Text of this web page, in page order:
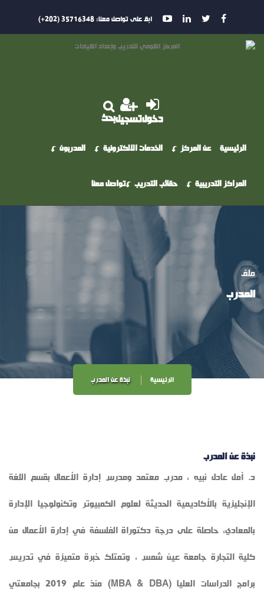
ابق على تواصل معنا:35716348 (202+)
دخولتسجيلبحث
الرئيسية عن المركز الخدمات الالكترونية المدربون
المراكز التدريبية حقائب التدريب تواصل معنا
ملف
المدرب
الرئيسية نبذة عن المدرب
نبذة عن المدرب
د. أمل عادل نبيه ، مدرب معتمد ومدرس إدارة الأعمال بقسم اللغة
الإنجليزية بالأكاديمية الحديثة لعلوم الكمبيوتر وتكنولوجيا الإدارة
بالمعادي، حاصلة على درجة دكتوراة الفلسفة في إدارة الأعمال من
كلية التجارة جامعة عين شمس ، وتمتلك خبرة متميزة في تدريس
برامج الدراسات العليا (MBA & DBA) منذ عام 2019 بجامعتي